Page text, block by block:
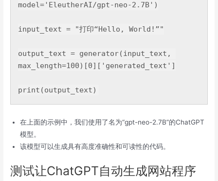
model= 'EleutherAI/gpt-neo-2.7B')
input_text = "打印“Hello, World!”"
output_text = generator(input_text,
max_length=100)[0][ 'generated_text']
在上面的示例中，我们使用了名为“gpt-neo-2.7B”的ChatGPT
模型。
该模型可以生成具有高度准确性和可读性的代码。
测试让ChatGPT自动生成网站程序